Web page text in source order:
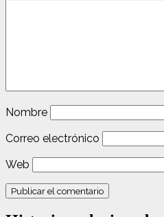
Nombre
Correo electrónico
Web